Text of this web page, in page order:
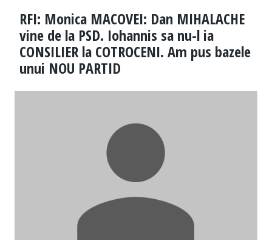
RFI: Monica MACOVEI: Dan MIHALACHE
vine de la PSD. Iohannis sa nu-l ia
CONSILIER la COTROCENI. Am pus bazele
unui NOU PARTID